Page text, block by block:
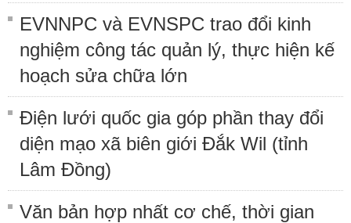
EVNNPC và EVNSPC trao đổi kinh
nghiệm công tác quản lý, thực hiện kế
hoạch sửa chữa lớn
Điện lưới quốc gia góp phần thay đổi
diện mạo xã biên giới Đắk Wil (tỉnh
Lâm Đồng)
Văn bản hợp nhất cơ chế, thời gian